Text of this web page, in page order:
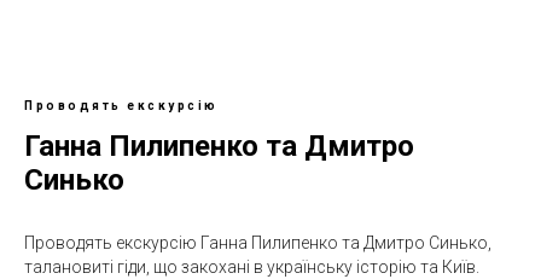
Проводять екскурсію
Ганна Пилипенко та Дмитро
Синько
Проводять екскурсію Ганна Пилипенко та Дмитро Синько,
талановиті гіди, що закохані в українську історію та Київ.